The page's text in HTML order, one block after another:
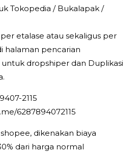
Tokopedia / Bukalapak /
etalase atau sekaligus per
halaman pencarian
dropshiper dan Duplikasi
2115
6287894072115
dikenakan biaya
dari harga normal